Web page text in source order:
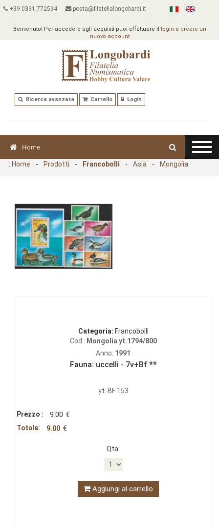
+39 0331.772594 posta@filatelialongobardi.it
Benvenuto! Per accedere agli acquisti puoi effettuare il login o creare un
nuovo account
Ricerca avanzata Carrello Login
Home
:: Home - Prodotti - Francobolli - Asia - Mongolia
Categoria: Francobolli
Cod.: Mongolia yt.1794/800
Anno: 1991
Fauna: uccelli - 7v+Bf **
yt. BF 153
Prezzo : 9.00 €
Totale:
9.00 €
Qta:
Aggiungi al carrello